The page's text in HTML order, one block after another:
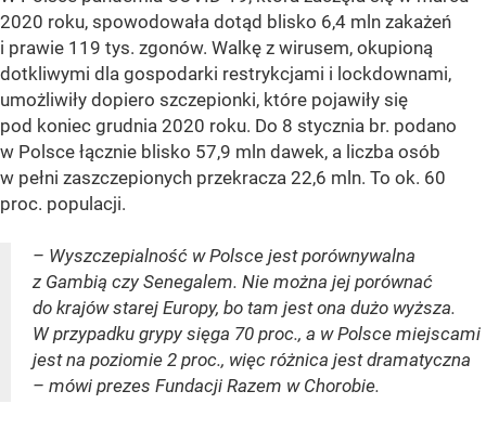
2020 roku, spowodowała dotąd blisko 6,4 mln zakażeń
i prawie 119 tys. zgonów. Walkę z wirusem, okupioną
dotkliwymi dla gospodarki restrykcjami i lockdownami,
umożliwiły dopiero szczepionki, które pojawiły się
pod koniec grudnia 2020 roku. Do 8 stycznia br. podano
w Polsce łącznie blisko 57,9 mln dawek, a liczba osób
w pełni zaszczepionych przekracza 22,6 mln. To ok. 60
proc. populacji.
– Wyszczepialność w Polsce jest porównywalna
z Gambią czy Senegalem. Nie można jej porównać
do krajów starej Europy, bo tam jest ona dużo wyższa.
W przypadku grypy sięga 70 proc., a w Polsce miejscami
jest na poziomie 2 proc., więc różnica jest dramatyczna
– mówi prezes Fundacji Razem w Chorobie.